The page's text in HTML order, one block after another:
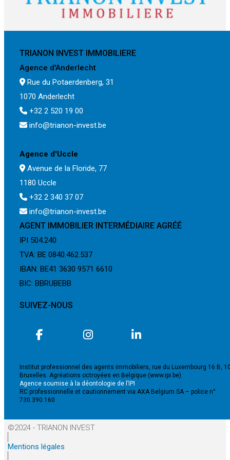
TRIANON INVEST IMMOBILIERE
Agence d'Anderlecht
Rue du Potaerdenberg, 31
1070 Anderlecht
+32 2 520 19 00
info@trianon-invest.be
Agence d'Uccle
Avenue de la Floride, 77
1180 Uccle
+32 2 340 37 07
info@trianon-invest.be
AGENT IMMOBILIER INTERMÉDIAIRE AGRÉÉ
IPI 504.240
TVA: BE 0840.462.537
IBAN: BE41 3630 9571 6610
BIC: BBRUBEBB
SUIVEZ-NOUS
Institut professionnel des agents immobiliers, rue du Luxembourg 16 B,
Bruxelles. Agréations octroyées en Belgique (www.ipi.be)
Agence soumise à la déontologie de l’IPI
RC professionnelle et cautionnement via AXA Belgium SA – police n°
730.390.160
©2024 - TRIANON INVEST
Mentions légales